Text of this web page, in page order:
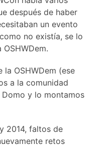
después de haber
un evento
no existía, se lo
la OSHWDem (ese
a la comunidad
Domo y lo montamos
2014, faltos de
retos